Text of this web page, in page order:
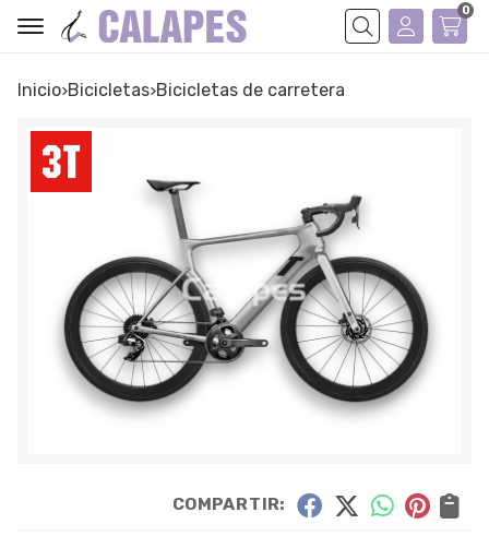
Buscar
0
Inicio bicicletas bicicletas de carretera
COMPARTIR: